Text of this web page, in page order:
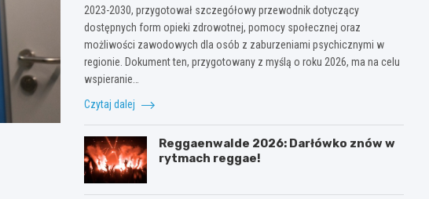
2023-2030, przygotował szczegółowy przewodnik dotyczący
dostępnych form opieki zdrowotnej, pomocy społecznej oraz
możliwości zawodowych dla osób z zaburzeniami psychicznymi w
regionie. Dokument ten, przygotowany z myślą o roku 2026, ma na celu
wspieranie…
Czytaj dalej
Reggaenwalde 2026: Darłówko znów w
rytmach reggae!